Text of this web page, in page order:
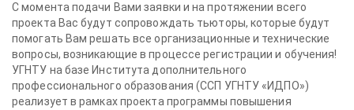
С момента подачи Вами заявки и на протяжении всего
проекта Вас будут сопровождать тьюторы, которые будут
помогать Вам решать все организационные и технические
вопросы, возникающие в процессе регистрации и обучения!
УГНТУ на базе Института дополнительного
профессионального образования (ССП УГНТУ «ИДПО»)
реализует в рамках проекта программы повышения